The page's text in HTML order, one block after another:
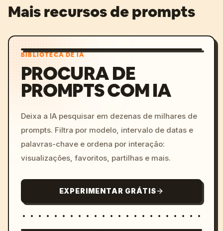
Mais recursos de prompts
BIBLIOTECA DE IA
PROCURA DE
PROMPTS COM IA
Deixa a IA pesquisar em dezenas de milhares de
prompts. Filtra por modelo, intervalo de datas e
palavras-chave e ordena por interação:
visualizações, favoritos, partilhas e mais.
EXPERIMENTAR GRÁTIS